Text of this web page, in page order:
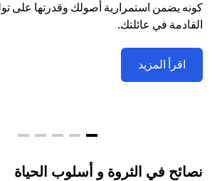
كونه يضمن استمرارية أصولك وقدرتها على
القادمة في عائلتك.
اقرأ المزيد
نصائح في الثروة و أسلوب الحياة